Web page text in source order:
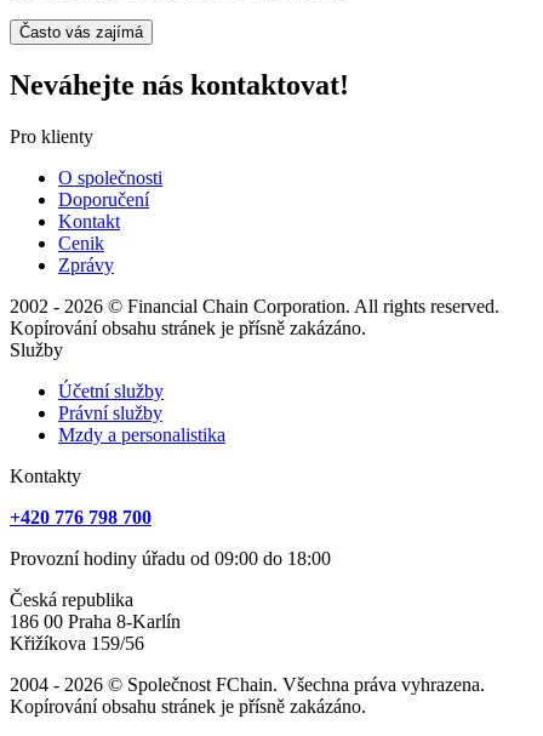
Často vás zajímá
Neváhejte nás kontaktovat!
Pro klienty
O společnosti
Doporučení
Kontakt
Cenik
Zprávy
2002 - 2026 © Financial Chain Corporation. All rights reserved.
Kopírování obsahu stránek je přísně zakázáno.
Služby
Účetní služby
Právní služby
Mzdy a personalistika
Kontakty
+420 776 798 700
Provozní hodiny úřadu od 09:00 do 18:00
Česká republika
186 00 Praha 8-Karlín
Křižíkova 159/56
2004 - 2026 © Společnost FChain. Všechna práva vyhrazena.
Kopírování obsahu stránek je přísně zakázáno.